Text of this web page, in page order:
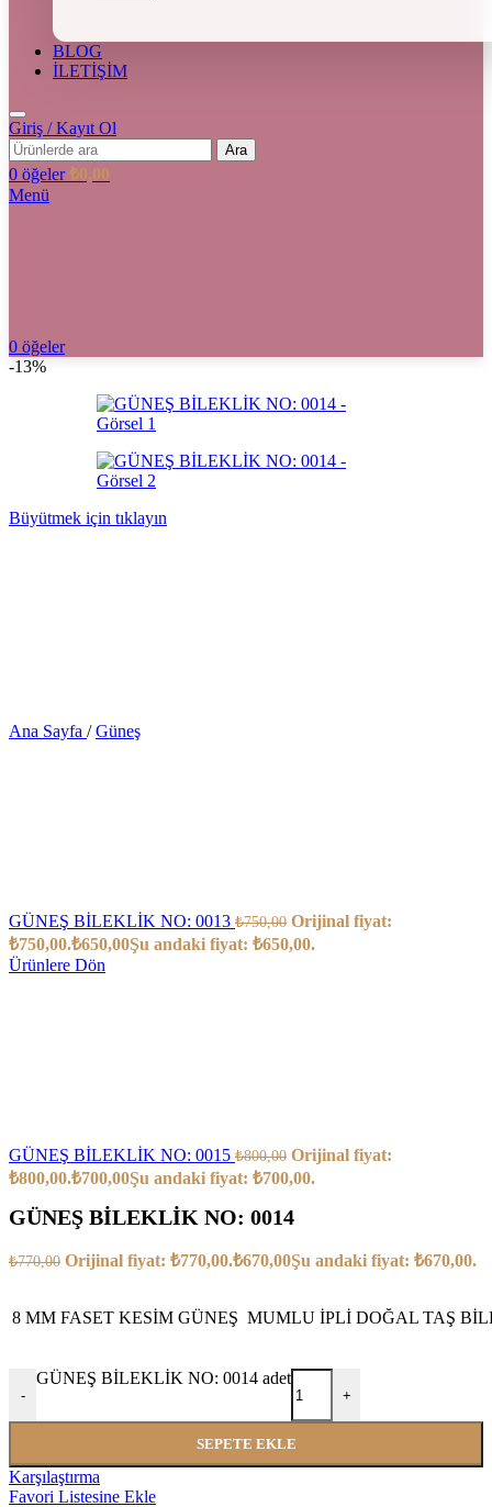
BLOG
İLETİŞİM
Giriş / Kayıt Ol
Ara
0 öğeler ₺0,00
Menü
0 öğeler
-13%
Büyütmek için tıklayın
Ana Sayfa / Güneş
GÜNEŞ BİLEKLİK NO: 0013 ₺750,00 Orijinal fiyat:
₺750,00.₺650,00Şu andaki fiyat: ₺650,00.
Ürünlere Dön
GÜNEŞ BİLEKLİK NO: 0015 ₺800,00 Orijinal fiyat:
₺800,00.₺700,00Şu andaki fiyat: ₺700,00.
GÜNEŞ BİLEKLİK NO: 0014
₺770,00 Orijinal fiyat: ₺770,00.₺670,00Şu andaki fiyat: ₺670,00.
8 MM FASET KESİM GÜNEŞ MUMLU İPLİ DOĞAL TAŞ
-
GÜNEŞ BİLEKLİK NO: 0014 adet
+
SEPETE EKLE
Karşılaştırma
Favori Listesine Ekle